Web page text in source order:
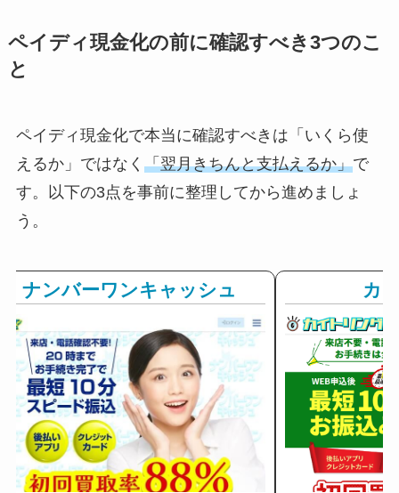
ペイディ現金化の前に確認すべき3つのこ
と
ペイディ現金化で本当に確認すべきは「いくら使
えるか」ではなく 「翌月きちんと支払えるか」で
す。以下の3点を事前に整理してから進めましょ
う。
ナンバーワンキャッシュ カ